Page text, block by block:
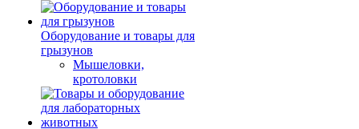
Оборудование и товары для
грызунов
Мышеловки,
кротоловки